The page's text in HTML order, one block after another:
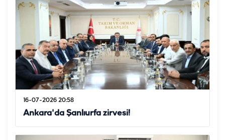
16-07-2026 20:58
Ankara'da Şanlıurfa zirvesi!